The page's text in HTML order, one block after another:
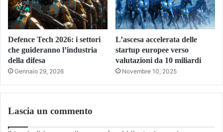
Defence Tech 2026: i settori
che guideranno l’industria
della difesa
Gennaio 29, 2026
L’ascesa accelerata delle
startup europee verso
valutazioni da 10 miliardi
Novembre 10, 2025
Lascia un commento